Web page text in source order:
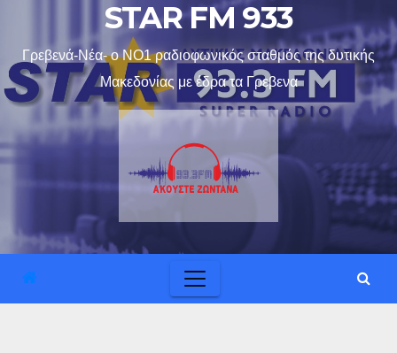
STAR FM 933
Γρεβενά-Νέα- ο ΝΟ1 ραδιοφωνικός σταθμός της δυτικής
Μακεδονίας με έδρα τα Γρεβενα